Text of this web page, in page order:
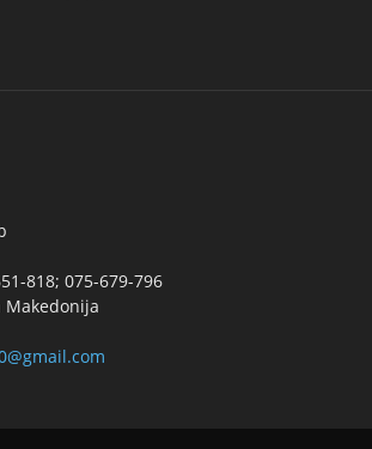
818; 075-679-796
Makedonija